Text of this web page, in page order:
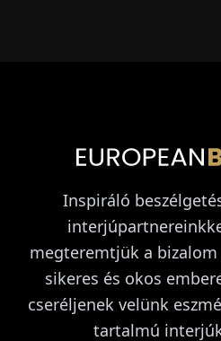
Inspiráló
megteremtjük a
sikeres és okos
cseréljenek velünk
tartalmú